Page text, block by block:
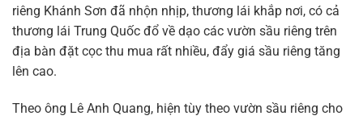
riêng Khánh Sơn đã nhộn nhịp, thương lái khắp nơi, có cả
thương lái Trung Quốc đổ về dạo các vườn sầu riêng trên
địa bàn đặt cọc thu mua rất nhiều, đẩy giá sầu riêng tăng
lên cao.
Theo ông Lê Anh Quang, hiện tùy theo vườn sầu riêng cho